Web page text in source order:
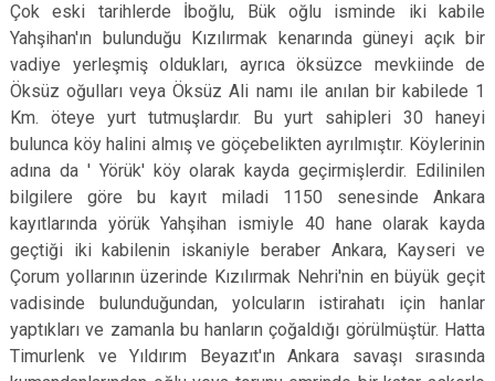
Çelebi
Delice
Karakeçili
Keskin
Sulakyurt
Yahşihan
Çok eski tarihlerde İboğlu, Bük oğlu isminde iki kabile
Yahşihan'ın bulunduğu Kızılırmak kenarında güneyi açık bir
vadiye yerleşmiş oldukları, ayrıca öksüzce mevkiinde de
Öksüz oğulları veya Öksüz Ali namı ile anılan bir kabilede 1
Km. öteye yurt tutmuşlardır. Bu yurt sahipleri 30 haneyi
bulunca köy halini almış ve göçebelikten ayrılmıştır. Köylerinin
adına da ' Yörük' köy olarak kayda geçirmişlerdir. Edilinilen
bilgilere göre bu kayıt miladi 1150 senesinde Ankara
kayıtlarında yörük Yahşihan ismiyle 40 hane olarak kayda
geçtiği iki kabilenin iskaniyle beraber Ankara, Kayseri ve
Çorum yollarının üzerinde Kızılırmak Nehri'nin en büyük geçit
vadisinde bulunduğundan, yolcuların istirahatı için hanlar
yaptıkları ve zamanla bu hanların çoğaldığı görülmüştür. Hatta
Timurlenk ve Yıldırım Beyazıt'ın Ankara savaşı sırasında